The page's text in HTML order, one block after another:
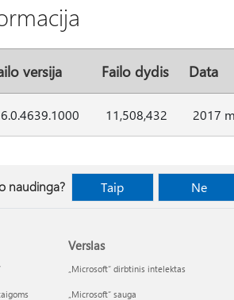
versija Failo dydis Data
11,508,432 2017
naudinga? Taip Ne
Verslas
„Microsoft“ dirbtinis intelektas
„Microsoft“ sauga